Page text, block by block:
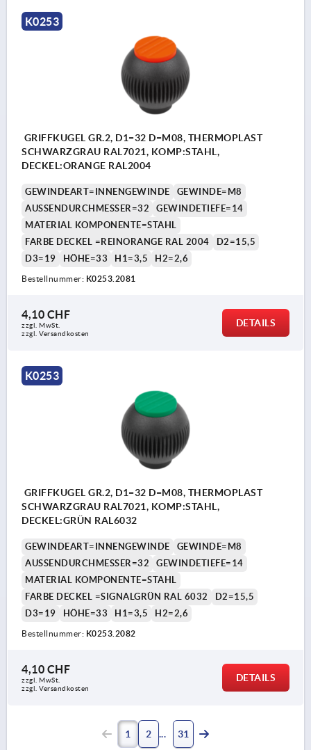
K0253
GRIFFKUGEL GR.2, D1=32 D=M08, THERMOPLAST
SCHWARZGRAU RAL7021, KOMP:STAHL,
DECKEL:ORANGE RAL2004
GEWINDEART=INNENGEWINDE
GEWINDE=M8
AUSSENDURCHMESSER=32
GEWINDETIEFE=14
MATERIAL KOMPONENTE=STAHL
FARBE DECKEL =REINORANGE RAL 2004
D2=15,5
D3=19
HÖHE=33 H1=3,5 H2=2,6
Bestellnummer: K0253.2081
4,10 CHF
zzgl. MwSt.
zzgl. Versandkosten
DETAILS
K0253
GRIFFKUGEL GR.2, D1=32 D=M08, THERMOPLAST
SCHWARZGRAU RAL7021, KOMP:STAHL,
DECKEL:GRÜN RAL6032
GEWINDEART=INNENGEWINDE
GEWINDE=M8
AUSSENDURCHMESSER=32
GEWINDETIEFE=14
MATERIAL KOMPONENTE=STAHL
FARBE DECKEL =SIGNALGRÜN RAL 6032
D2=15,5
D3=19
HÖHE=33 H1=3,5 H2=2,6
Bestellnummer: K0253.2082
4,10 CHF
zzgl. MwSt.
zzgl. Versandkosten
DETAILS
1 2 31